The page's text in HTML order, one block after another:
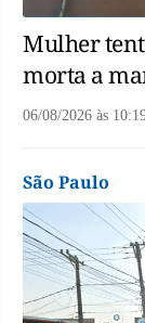
Mulher
morta a
06/08/2026 às
São Paulo